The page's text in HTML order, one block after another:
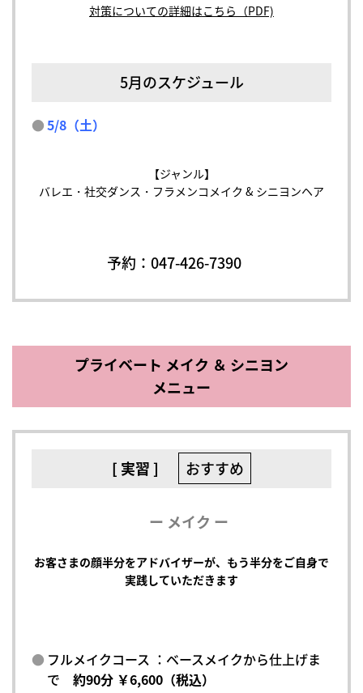
対策についての詳細はこちら（PDF)
5月のスケジュール
5/8（土）
【ジャンル】
バレエ・社交ダンス・フラメンコメイク & シニヨンヘア
予約： 047-426-7390
プライベート メイク ＆ シニヨン
メニュー
[ 実習 ] おすすめ
ー メイク ー
お客さまの顔半分をアドバイザーが、もう半分をご自身で
実践していただきます
フルメイクコース ：ベースメイクから仕上げま
で約90分 ￥6,600（税込）